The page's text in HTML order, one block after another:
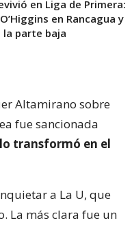
en Liga de Primera:
en Rancagua y
la parte baja
Altamirano sobre
fue sancionada
transformó en el
a La U, que
La más clara fue un